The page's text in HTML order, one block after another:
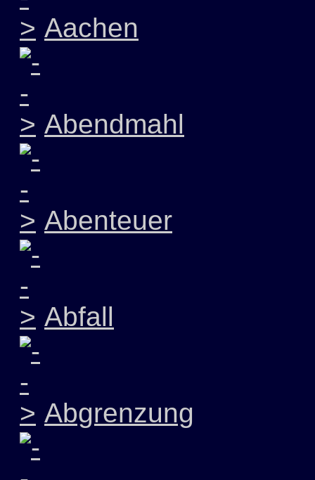
Aachen
Abendmahl
Abenteuer
Abfall
Abgrenzung